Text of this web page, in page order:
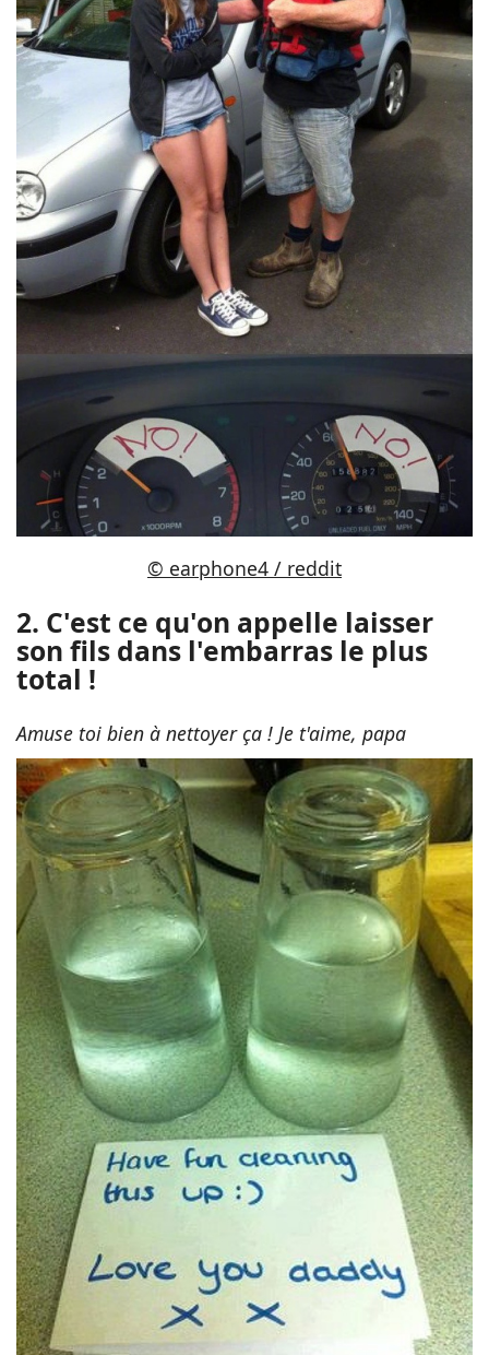
© earphone4 / reddit
2. C'est ce qu'on appelle laisser
son fils dans l'embarras le plus
total !
Amuse toi bien à nettoyer ça ! Je t'aime, papa